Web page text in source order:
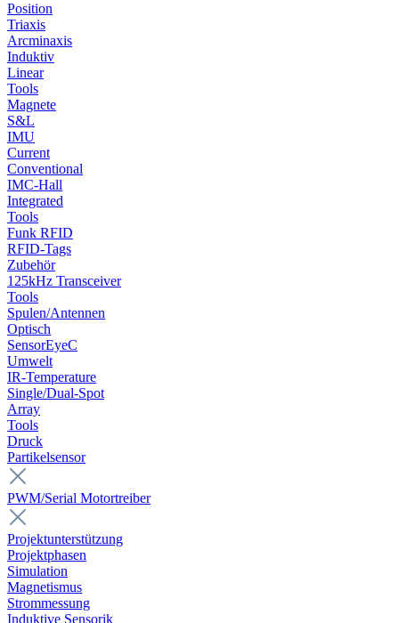
Position
Triaxis
Arcminaxis
Induktiv
Linear
Tools
Magnete
S&L
IMU
Current
Conventional
IMC-Hall
Integrated
Tools
Funk RFID
RFID-Tags
Zubehör
125kHz Transceiver
Tools
Spulen/Antennen
Optisch
SensorEyeC
Umwelt
IR-Temperature
Single/Dual-Spot
Array
Tools
Druck
Partikelsensor
PWM/Serial Motortreiber
Projektunterstützung
Projektphasen
Simulation
Magnetismus
Strommessung
Induktive Sensorik